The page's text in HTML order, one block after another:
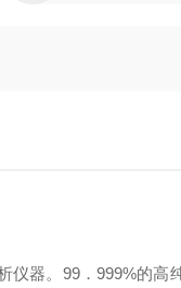
仪器。99．999%的高